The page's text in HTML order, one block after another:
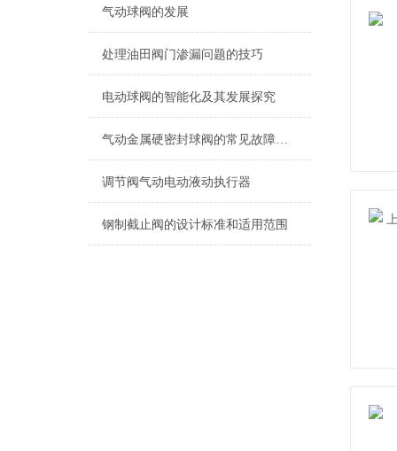
气动球阀的发展
处理油田阀门渗漏问题的技巧
电动球阀的智能化及其发展探究
气动金属硬密封球阀的常见故障有哪些？
调节阀气动电动液动执行器
钢制截止阀的设计标准和适用范围